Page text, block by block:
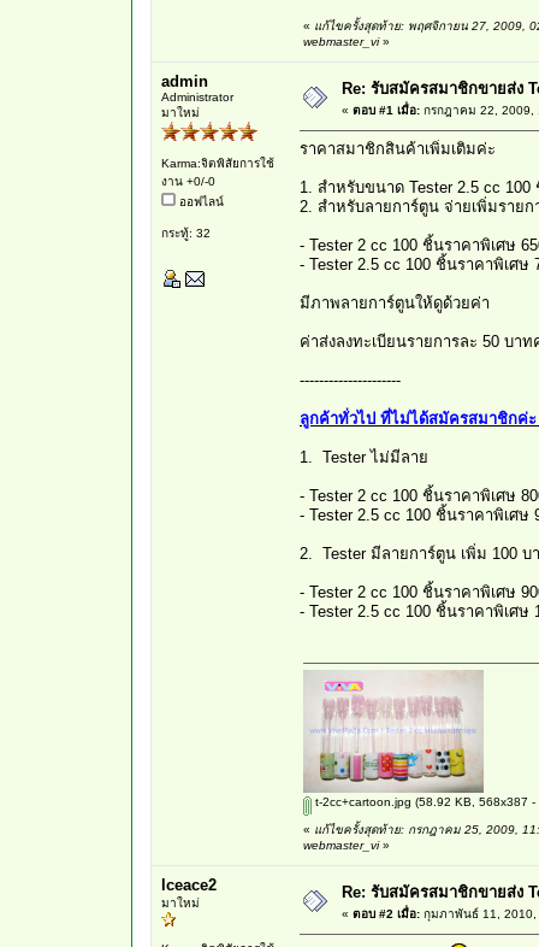
« แก้ไขครั้งสุดท้าย: พฤศจิกายน 27, 2009,
webmaster_vi»
admin
Administrator
มาใหม่
Karma:จิตพิสัยการใช้
งาน +0/-0
ออฟไลน์
กระทู้: 32
Re: รับสมัครสมาชิกขายส่ง
« ตอบ #1 เมื่อ: กรกฎาคม 22, 2009,
ราคาสมาชิกสินค้าเพิ่มเติมค่ะ
1. สำหรับขนาด Tester 2.5 cc
2. สำหรับลายการ์ตูน จ่ายเพิ่มราย
- Tester 2 cc 100 ชิ้นราคาพิเศษ
- Tester 2.5 cc 100 ชิ้นราคาพิเศษ
มีภาพลายการ์ตูนให้ดูด้วยค่า
ค่าส่งลงทะเบียนรายการละ 50 บาท
---------------------
ลูกค้าทั่วไป ที่ไม่ได้สมัครสมาชิกค่ะ
1. Tester ไม่มีลาย
- Tester 2 cc 100 ชิ้นราคาพิเศษ
- Tester 2.5 cc 100 ชิ้นราคาพิเศษ
2. Tester มีลายการ์ตูน เพิ่ม 100 บ
- Tester 2 cc 100 ชิ้นราคาพิเศษ
- Tester 2.5 cc 100 ชิ้นราคาพิเศษ
t-2cc+cartoon.jpg (58.92 KB, 568x387
« แก้ไขครั้งสุดท้าย: กรกฎาคม 25, 2009,
webmaster_vi»
lceace2
มาใหม่
Re: รับสมัครสมาชิกขายส่ง
« ตอบ #2 เมื่อ: กุมภาพันธ์ 11, 2010,